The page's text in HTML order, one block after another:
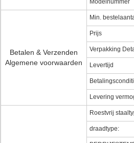
Modelnummer
Betalen & Verzenden
Algemene voorwaarden
Min.
Prijs
Verpakking
Levertijd
Levering
Roestvrij
draadtype: